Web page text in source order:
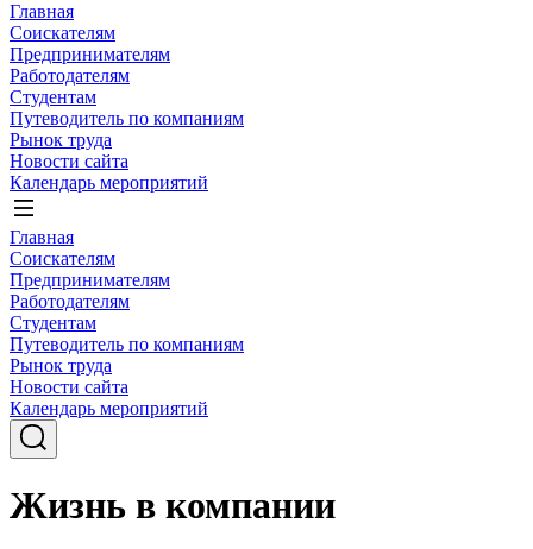
Главная
Соискателям
Предпринимателям
Работодателям
Студентам
Путеводитель по компаниям
Рынок труда
Новости сайта
Календарь мероприятий
Главная
Соискателям
Предпринимателям
Работодателям
Студентам
Путеводитель по компаниям
Рынок труда
Новости сайта
Календарь мероприятий
Жизнь в компании